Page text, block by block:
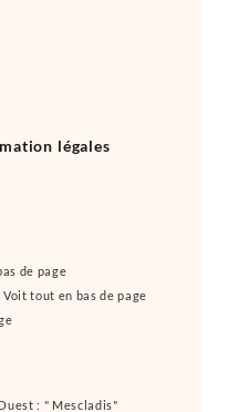
légales
de page
tout en bas de page
: " Mescladis"